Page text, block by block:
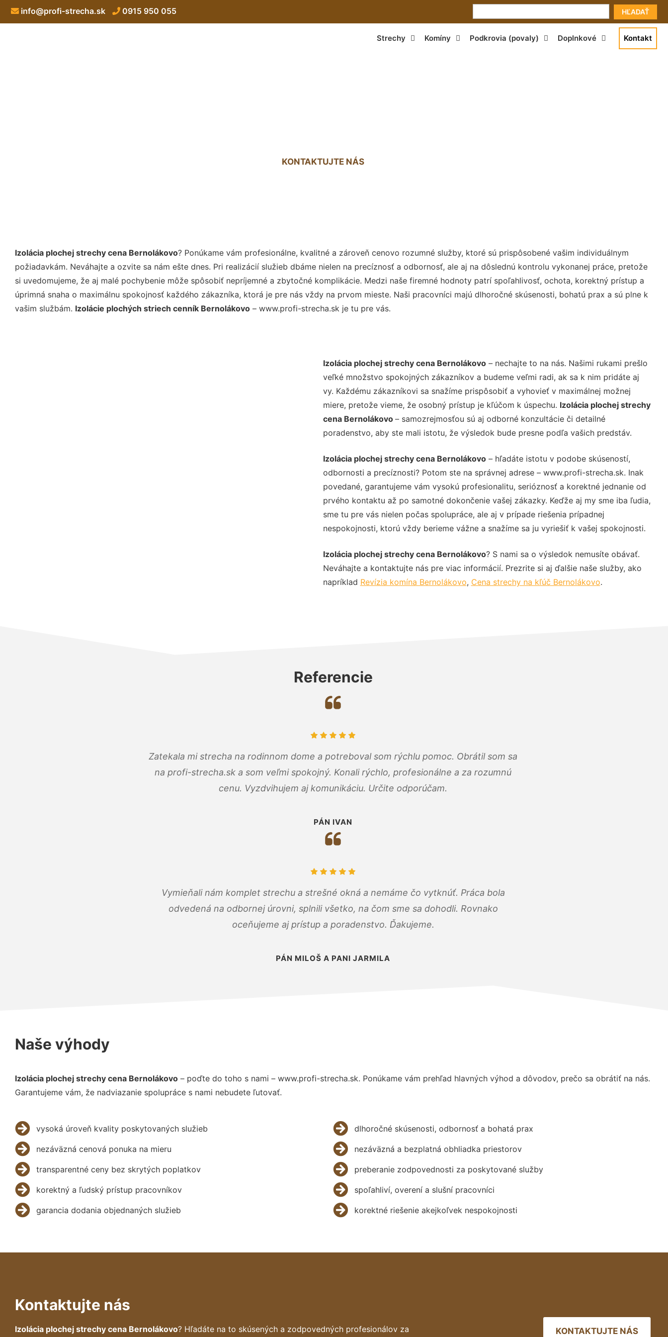
HĽADAŤ
info@profi-strecha.sk 0915 950 055
Strechy Komíny Podkrovia (povaly) Doplnkové Kontakt
KONTAKTUJTE NÁS
Izolácia plochej strechy cena Bernolákovo? Ponúkame vám profesionálne, kvalitné a zároveň cenovo rozumné služby, ktoré sú prispôsobené vašim individuálnym
požiadavkám. Neváhajte a ozvite sa nám ešte dnes. Pri realizácií služieb dbáme nielen na precíznosť a odbornosť, ale aj na dôslednú kontrolu vykonanej práce, pretože
si uvedomujeme, že aj malé pochybenie môže spôsobiť nepríjemné a zbytočné komplikácie. Medzi naše firemné hodnoty patrí spoľahlivosť, ochota, korektný prístup a
úprimná snaha o maximálnu spokojnosť každého zákazníka, ktorá je pre nás vždy na prvom mieste. Naši pracovníci majú dlhoročné skúsenosti, bohatú prax a sú plne k
vašim službám. Izolácie plochých striech cenník Bernolákovo – www.profi-strecha.sk je tu pre vás.
Izolácia plochej strechy cena Bernolákovo– nechajte to na nás. Našimi rukami prešlo
veľké množstvo spokojných zákazníkov a budeme veľmi radi, ak sa k nim pridáte aj
vy. Každému zákazníkovi sa snažíme prispôsobiť a vyhovieť v maximálnej možnej
miere, pretože vieme, že osobný prístup je kľúčom k úspechu. Izolácia plochej strechy
cena Bernolákovo – samozrejmosťou sú aj odborné konzultácie či detailné
poradenstvo, aby ste mali istotu, že výsledok bude presne podľa vašich predstáv.
Izolácia plochej strechy cena Bernolákovo– hľadáte istotu v podobe skúseností,
odbornosti a precíznosti? Potom ste na správnej adrese – www.profi-strecha.sk. Inak
povedané, garantujeme vám vysokú profesionalitu, serióznosť a korektné jednanie od
prvého kontaktu až po samotné dokončenie vašej zákazky. Keďže aj my sme iba ľudia,
sme tu pre vás nielen počas spolupráce, ale aj v prípade riešenia prípadnej
nespokojnosti, ktorú vždy berieme vážne a snažíme sa ju vyriešiť k vašej spokojnosti.
Izolácia plochej strechy cena Bernolákovo? S nami sa o výsledok nemusíte obávať.
Neváhajte a kontaktujte nás pre viac informácií. Prezrite si aj ďalšie naše služby, ako
napríklad Revízia komína Bernolákovo, Cena strechy na kľúč Bernolákovo.
Referencie
Zatekala mi strecha na rodinnom dome a potreboval som rýchlu pomoc. Obrátil som sa
na profi-strecha.sk a som veľmi spokojný. Konali rýchlo, profesionálne a za rozumnú
cenu. Vyzdvihujem aj komunikáciu. Určite odporúčam.
PÁN IVAN
Vymieňali nám komplet strechu a strešné okná a nemáme čo vytknúť. Práca bola
odvedená na odbornej úrovni, splnili všetko, na čom sme sa dohodli. Rovnako
oceňujeme aj prístup a poradenstvo. Ďakujeme.
PÁN MILOŠ A PANI JARMILA
Naše výhody
Izolácia plochej strechy cena Bernolákovo – poďte do toho s nami – www.profi-strecha.sk. Ponúkame vám prehľad hlavných výhod a dôvodov, prečo sa obrátiť na nás.
Garantujeme vám, že nadviazanie spolupráce s nami nebudete ľutovať.
vysoká úroveň kvality poskytovaných služieb
nezáväzná cenová ponuka na mieru
transparentné ceny bez skrytých poplatkov
korektný a ľudský prístup pracovníkov
garancia dodania objednaných služieb
dlhoročné skúsenosti, odbornosť a bohatá prax
nezáväzná a bezplatná obhliadka priestorov
preberanie zodpovednosti za poskytované služby
spoľahliví, overení a slušní pracovníci
korektné riešenie akejkoľvek nespokojnosti
Kontaktujte nás
Izolácia plochej strechy cena Bernolákovo? Hľadáte na to skúsených a zodpovedných profesionálov za KONTAKTUJTE NÁS